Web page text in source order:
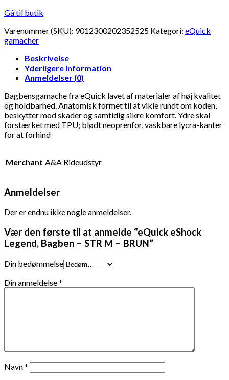
Gå til butik
Varenummer (SKU): 9012300202352525 Kategori: eQuick
gamacher
Beskrivelse
Yderligere information
Anmeldelser (0)
Bagbensgamache fra eQuick lavet af materialer af høj kvalitet
og holdbarhed. Anatomisk formet til at vikle rundt om koden,
beskytter mod skader og samtidig sikre komfort. Ydre skal
forstærket med TPU; blødt neoprenfor, vaskbare lycra-kanter
for at forhind
Merchant A&A Rideudstyr
Anmeldelser
Der er endnu ikke nogle anmeldelser.
Vær den første til at anmelde “eQuick eShock
Legend, Bagben – STR M – BRUN”
Din bedømmelse
Din anmeldelse*
Navn*